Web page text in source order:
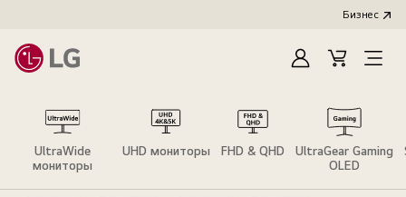
Бизнес
Cart
Open
UltraWide
мониторы
UHD мониторы FHD & QHD
UltraGear Gaming
OLED